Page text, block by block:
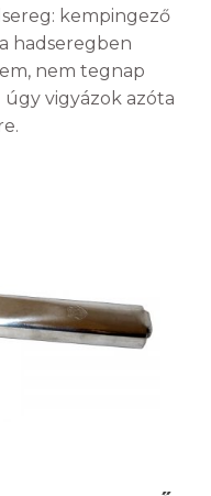
kempingező
hadseregben
nem tegnap
vigyázok azóta